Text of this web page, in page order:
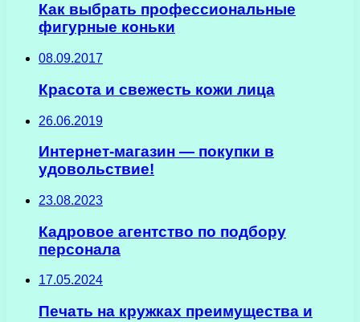
Как выбрать профессиональные
фигурные коньки
08.09.2017
Красота и свежесть кожи лица
26.06.2019
Интернет-магазин — покупки в
удовольствие!
23.08.2023
Кадровое агентство по подбору
персонала
17.05.2024
Печать на кружках преимущества и